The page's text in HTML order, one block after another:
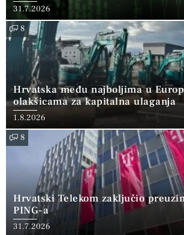
31.7.2026
8
Hrvatska među najboljima u
olakšicama za kapitalna ulaganja
1.8.2026
8
Hrvatski Telekom zaključio
PING-a
31.7.2026